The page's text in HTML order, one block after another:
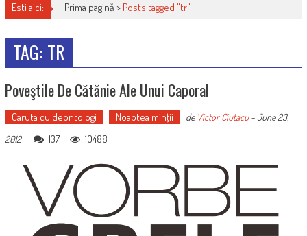
Esti aici: Prima pagină > Posts tagged "tr"
TAG: TR
Poveştile De Cătănie Ale Unui Caporal
Caruta cu deontologi Noaptea minţii de Victor Ciutacu-June 23,
2012
137 10488